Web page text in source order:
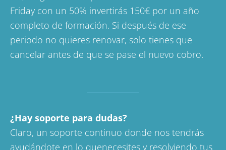
Friday con un 50% invertirás 150€ por un año
completo de formación. Si después de ese
periodo no quieres renovar, solo tienes que
cancelar antes de que se pase el nuevo cobro.
¿Hay soporte para dudas?
Claro, un soporte continuo donde nos tendrás
ayudándote en lo quenecesites y resolviendo tus